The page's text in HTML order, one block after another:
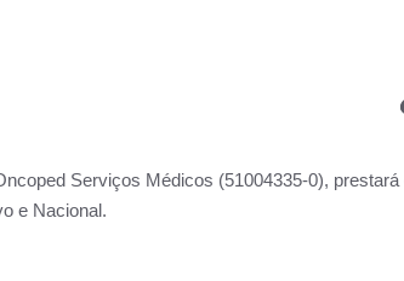
Serviços Médicos (51004335-0),
e Nacional.